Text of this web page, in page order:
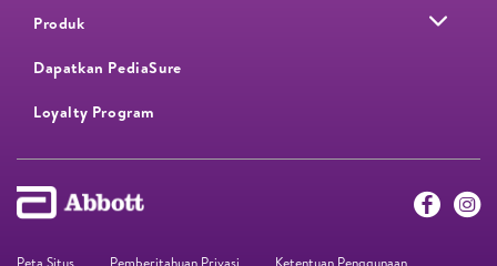
Produk
Dapatkan PediaSure
Loyalty Program​
Peta Situs Pemberitahuan Privasi Ketentuan Penggunaan